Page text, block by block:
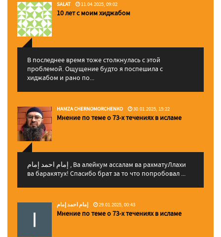
SALAT 11.04.2025, 09:02
10 лет с моим хиджабом
В последнее время тоже столкнулась с этой
проблемой. Ощущение будто я поспешила с
хиджабом и рано по...
HAMZA CHERNOMORCHENKO 30.01.2025, 15:22
Мнение по теме о 73-х течениях в исламе
إمام احمد إمام , Ва алейкум ассалам ва рахматуЛлахи
ва баракятух! Спасибо брат за то что попробовал ...
إمام احمد إمام 29.01.2025, 00:43
Мнение по теме о 73-х течениях в исламе